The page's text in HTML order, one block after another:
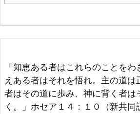
「知恵ある者はこれらのことをわ
えある者はそれを悟れ。主の道は
者はその道に歩み、神に背く者は
く。」ホセア１４：１０（新共同